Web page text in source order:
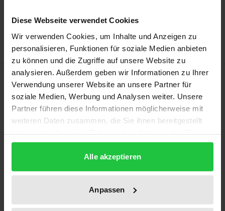
Diese Webseite verwendet Cookies
Wir verwenden Cookies, um Inhalte und Anzeigen zu
personalisieren, Funktionen für soziale Medien anbieten
zu können und die Zugriffe auf unsere Website zu
analysieren. Außerdem geben wir Informationen zu Ihrer
Verwendung unserer Website an unsere Partner für
soziale Medien, Werbung und Analysen weiter. Unsere
Partner führen diese Informationen möglicherweise mit
weiteren Daten zusammen, die Sie ihnen bereitgestellt
gesammelt haben.
Alle akzeptieren
Anpassen
Delivery cost notice
Description
This thesis analyses dismissals of church employees
from a European perspective. Based on ECHR and
communities with the fundamental rights of
employees. At the heart of this approach sits the
function of the employee in the employer’s religious
sending. Against this background, the German